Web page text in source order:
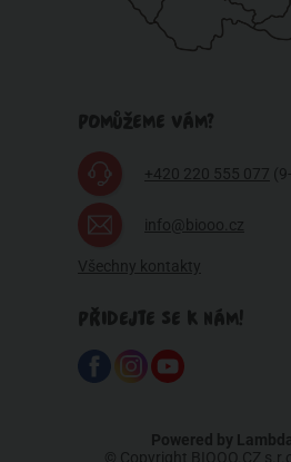
POMŮŽEME VÁM?
+420 220 555 077
info@biooo.cz
Všechny kontakty
PŘIDEJTE SE K NÁM!
Powered by
© Copyright BIOOO.CZ